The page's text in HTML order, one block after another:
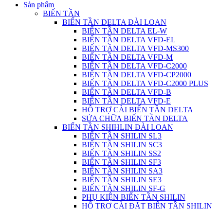
Sản phẩm
BIẾN TẦN
BIẾN TẦN DELTA ĐÀI LOAN
BIẾN TẦN DELTA EL-W
BIẾN TẦN DELTA VFD-EL
BIẾN TẦN DELTA VFD-MS300
BIẾN TẦN DELTA VFD-M
BIẾN TẦN DELTA VFD-C2000
BIẾN TẦN DELTA VFD-CP2000
BIẾN TẦN DELTA VFD-C2000 PLUS
BIẾN TẦN DELTA VFD-B
BIẾN TẦN DELTA VFD-E
HỖ TRỢ CÀI BIẾN TẦN DELTA
SỬA CHỮA BIẾN TẦN DELTA
BIẾN TẦN SHIHLIN ĐÀI LOAN
BIẾN TẦN SHILIN SL3
BIẾN TẦN SHILIN SC3
BIẾN TẦN SHILIN SS2
BIẾN TẦN SHILIN SF3
BIẾN TẦN SHILIN SA3
BIẾN TẦN SHILIN SE3
BIẾN TẦN SHILIN SF-G
PHỤ KIỆN BIẾN TẦN SHILIN
HỖ TRỢ CÀI ĐẶT BIẾN TẦN SHILIN